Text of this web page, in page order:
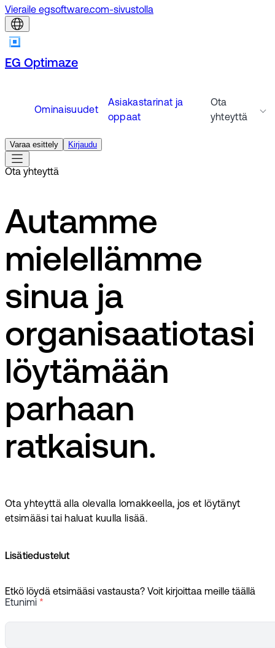
Vieraile egsoftware.com-sivustolla
EG Optimaze
Ominaisuudet
Asiakastarinat ja
oppaat
Ota
yhteyttä
Varaa esittely Kirjaudu
Ota yhteyttä
Autamme
mielellämme
sinua ja
organisaatiotasi
löytämään
parhaan
ratkaisun.
Ota yhteyttä alla olevalla lomakkeella, jos et löytänyt
etsimääsi tai haluat kuulla lisää.
Lisätiedustelut
Etkö löydä etsimääsi vastausta? Voit kirjoittaa meille täällä
Etunimi *